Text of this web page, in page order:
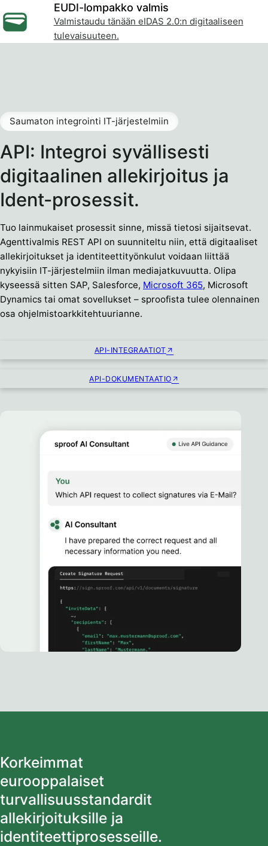
EUDI-lompakko valmis
Valmistaudu tänään eIDAS 2.0:n digitaaliseen
tulevaisuuteen.
API: Integroi syvällisesti
digitaalinen allekirjoitus ja
Ident-prosessit.
Saumaton integrointi IT-järjestelmiin
Tuo lainmukaiset prosessit sinne, missä tietosi sijaitsevat.
Agenttivalmis REST API on suunniteltu niin, että digitaaliset
allekirjoitukset ja identiteettityönkulut voidaan liittää
nykyisiin IT-järjestelmiin ilman mediajatkuvuutta. Olipa
kyseessä sitten SAP, Salesforce, Microsoft 365, Microsoft
Dynamics tai omat sovellukset – sproofista tulee olennainen
osa ohjelmistoarkkitehtuurianne.
API-INTEGRAATIOT
API-DOKUMENTAATIO
Korkeimmat
eurooppalaiset
turvallisuusstandardit
allekirjoituksille ja
identiteettiprosesseille.